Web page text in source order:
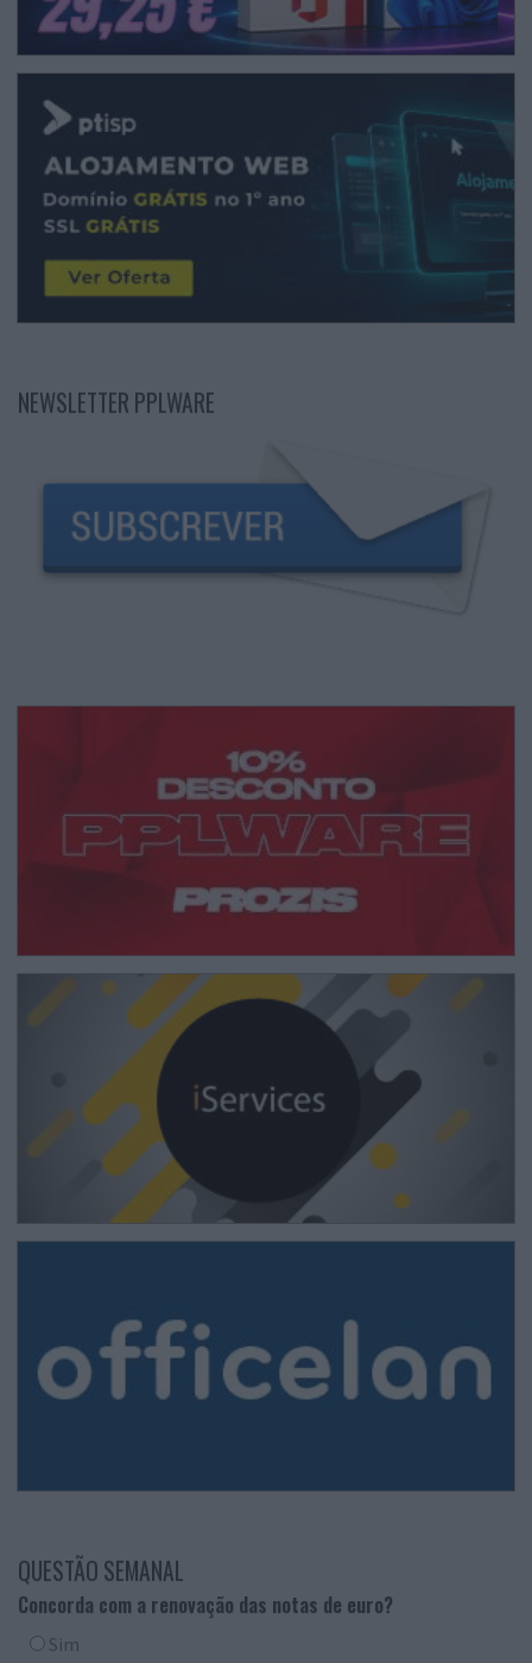
NEWSLETTER PPLWARE
QUESTÃO SEMANAL
Concorda com a renovação das notas de euro?
Sim